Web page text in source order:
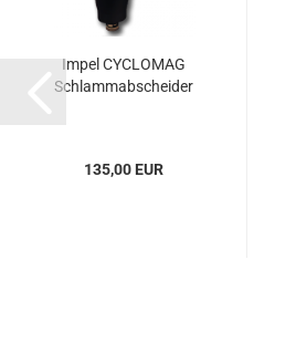
Impel CYCLOMAG
Schlammabscheider
135,00 EUR